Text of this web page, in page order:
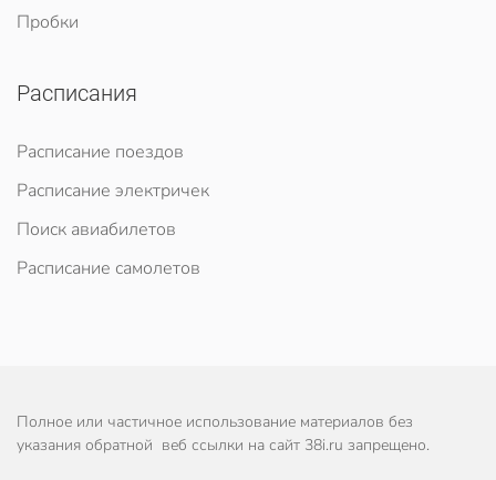
Пробки
Расписания
Расписание поездов
Расписание электричек
Поиск авиабилетов
Расписание самолетов
Полное или частичное использование материалов без
указания обратной веб ссылки на сайт 38i.ru запрещено.